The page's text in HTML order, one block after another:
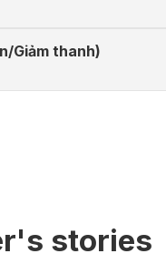
Giảm thanh)
stories